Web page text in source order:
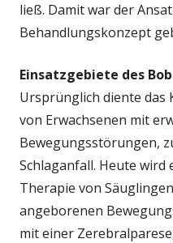
ließ. Damit war der
Behandlungskonzept
Einsatzgebiete des
Ursprünglich diente das
von Erwachsenen mit
Bewegungsstörungen,
Schlaganfall. Heute wird
Therapie von
angeborenen
mit einer